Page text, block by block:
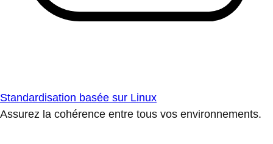
Standardisation basée sur Linux
Assurez la cohérence entre tous vos environnements.